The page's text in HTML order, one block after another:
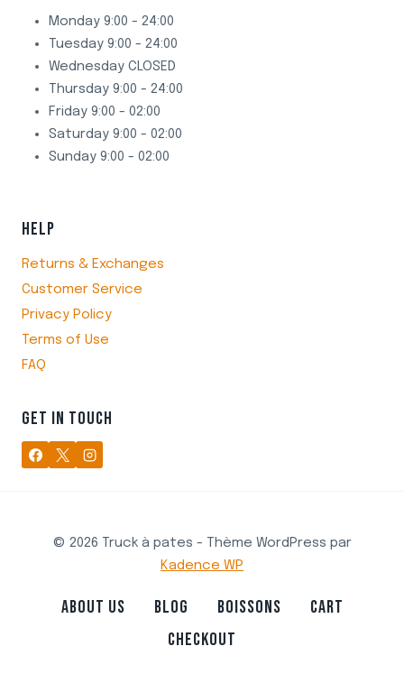
Monday 9:00 - 24:00
Tuesday 9:00 - 24:00
Wednesday CLOSED
Thursday 9:00 - 24:00
Friday 9:00 - 02:00
Saturday 9:00 - 02:00
Sunday 9:00 - 02:00
HELP
Returns & Exchanges
Customer Service
Privacy Policy
Terms of Use
FAQ
GET IN TOUCH
© 2026 Truck à pates - Thème WordPress par
Kadence WP
ABOUT US BLOG BOISSONS
CART
CHECKOUT